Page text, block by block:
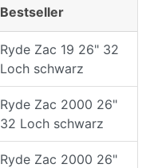
Bestseller
Ryde Zac 19 26" 32
Loch schwarz
Ryde Zac 2000 26"
32 Loch schwarz
Ryde Zac 2000 26"